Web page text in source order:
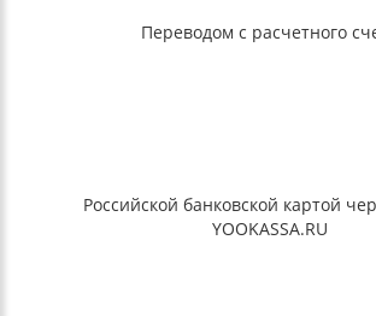
Переводом с расчетного
Российской банковской картой
YOOKASSA.RU